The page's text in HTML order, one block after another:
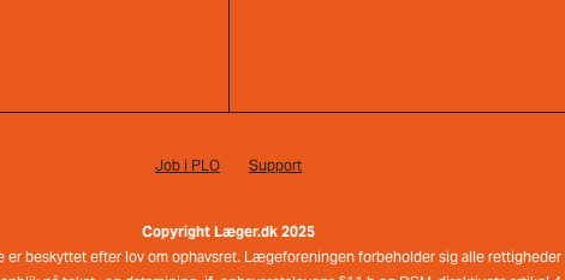
Job i PLO Support
Copyright Læger.dk 2025
er beskyttet efter lov om ophavsret. Lægeforeningen forbeholder sig alle